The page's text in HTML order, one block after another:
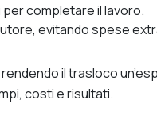
completare il lavoro.
evitando spese
il trasloco
costi e risultati.